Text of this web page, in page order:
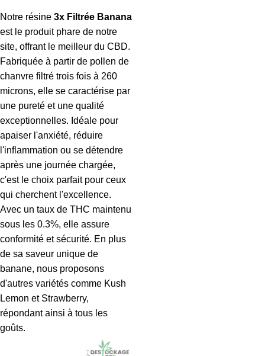
Notre résine 3x Filtrée Banana
est le produit phare de notre
site, offrant le meilleur du CBD.
Fabriquée à partir de pollen de
chanvre filtré trois fois à 260
microns, elle se caractérise par
une pureté et une qualité
exceptionnelles. Idéale pour
apaiser l'anxiété, réduire
l'inflammation ou se détendre
après une journée chargée,
c'est le choix parfait pour ceux
qui cherchent l'excellence.
Avec un taux de THC maintenu
sous les 0.3%, elle assure
conformité et sécurité. En plus
de sa saveur unique de
banane, nous proposons
d'autres variétés comme Kush
Lemon et Strawberry,
répondant ainsi à tous les
goûts.